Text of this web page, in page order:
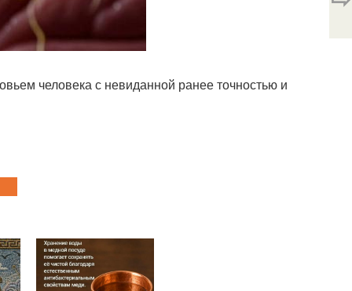
человека с невиданной ранее точностью и